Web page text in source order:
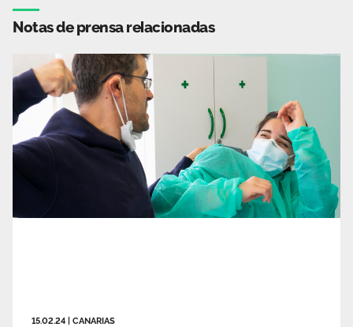
Notas de prensa relacionadas
15.02.24 CANARIAS